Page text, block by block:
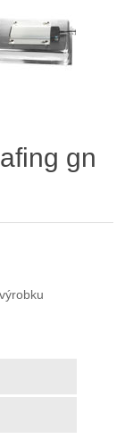
gn